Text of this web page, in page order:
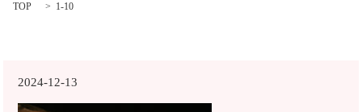
TOP 1-10
2024-12-13